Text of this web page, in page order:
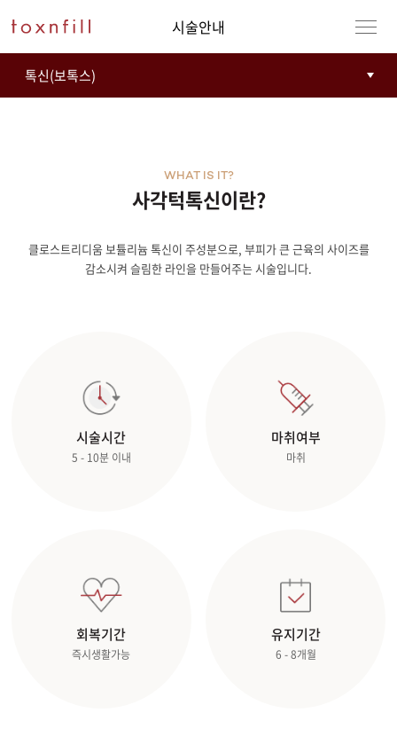
시술안내
사각턱톡신이란?
WHAT IS IT?
클로스트리디움 보튤리늄 톡신이 주성분으로, 부피가 큰 근육의 사이즈를
감소시켜 슬림한 라인을 만들어주는 시술입니다.
시술시간
5 - 10분 이내
마취여부
마취
회복기간
즉시생활가능
유지기간
6 - 8개월